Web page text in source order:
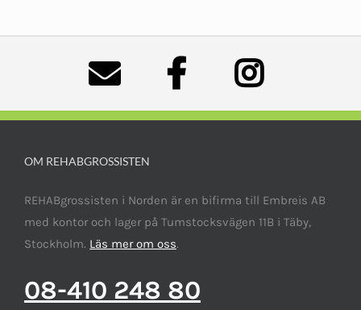
OM REHABGROSSISTEN
REHABgrossisten i Norden är en bifirma till Embreis AB
med kontor och lager på Tumstocksvägen 11B i Täby,
Stockholm. Läs mer om oss.
08-410 248 80